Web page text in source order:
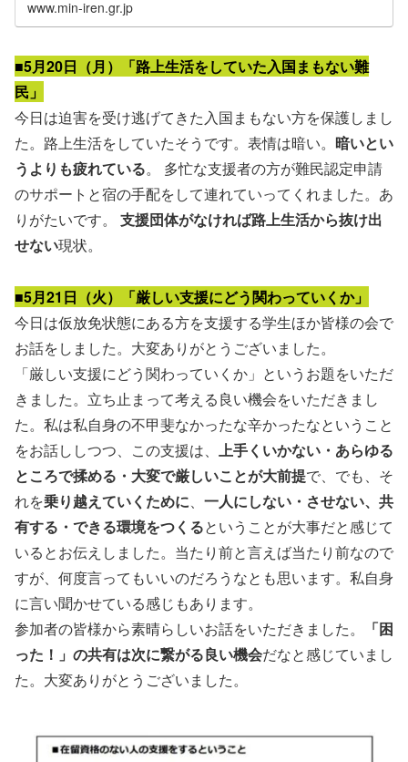
www.min-iren.gr.jp
■5月20日（月）「路上生活をしていた入国まもない難
民」
今日は迫害を受け逃げてきた入国まもない方を保護しまし
た。路上生活をしていたそうです。表情は暗い。 暗いとい
うよりも疲れている。 多忙な支援者の方が難民認定申請
のサポートと宿の手配をして連れていってくれました。あ
りがたいです。 支援団体がなければ路上生活から抜け出
せない現状。
■5月21日（火）「厳しい支援にどう関わっていくか」
今日は仮放免状態にある方を支援する学生ほか皆様の会で
お話をしました。大変ありがとうございました。
「厳しい支援にどう関わっていくか」というお題をいただ
きました。立ち止まって考える良い機会をいただきまし
た。私は私自身の不甲斐なかったな辛かったなということ
をお話ししつつ、この支援は、 上手くいかない・あらゆる
ところで揉める・大変で厳しいことが大前提で、でも、そ
れを乗り越えていくために、 一人にしない・させない、共
有する・できる環境をつくるということが大事だと感じて
いるとお伝えしました。当たり前と言えば当たり前なので
すが、何度言ってもいいのだろうなとも思います。私自身
に言い聞かせている感じもあります。
参加者の皆様から素晴らしいお話をいただきました。
「困
った！」の共有は次に繋がる良い機会だなと感じていまし
た。大変ありがとうございました。